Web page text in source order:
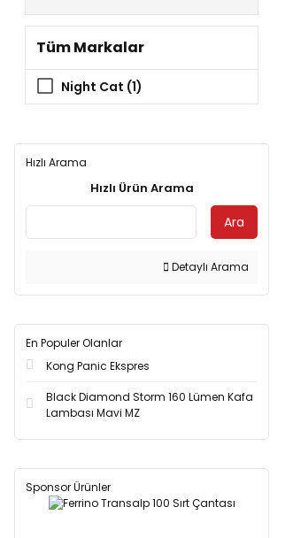
Tüm Markalar
Night Cat (1)
Hızlı Arama
Hızlı Ürün Arama
Ara
Detaylı Arama
En Populer Olanlar
Kong Panic Ekspres
Black Diamond Storm 160 Lümen Kafa
Lambası Mavi MZ
Sponsor Ürünler